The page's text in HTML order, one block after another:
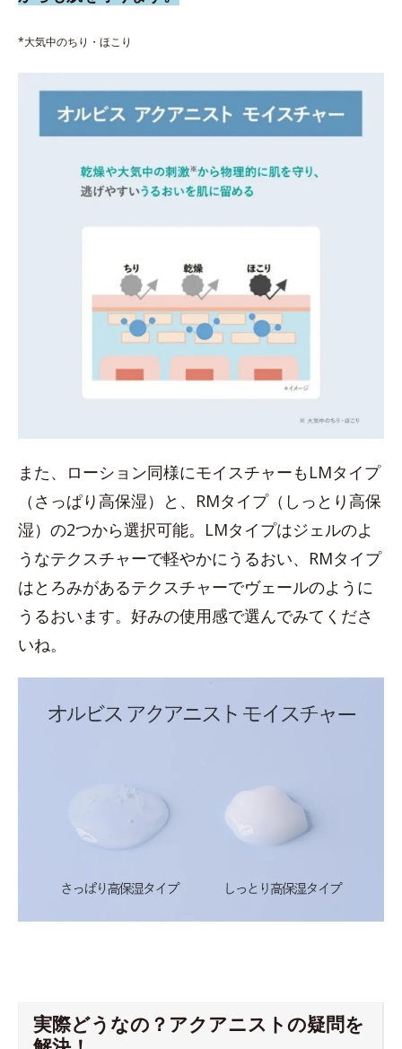
*大気中のちり・ほこり
また、ローション同様にモイスチャーもLMタイプ
（さっぱり高保湿）と、RMタイプ（しっとり高保
湿）の2つから選択可能。LMタイプはジェルのよ
うなテクスチャーで軽やかにうるおい、RMタイプ
はとろみがあるテクスチャーでヴェールのように
うるおいます。好みの使用感で選んでみてくださ
いね。
実際どうなの？アクアニストの疑問を